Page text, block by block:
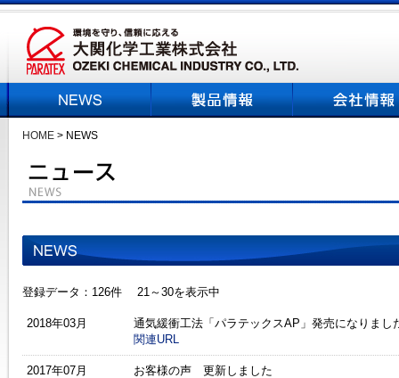
HOME > NEWS
登録データ：126件 21～30を表示中
2018年03月
通気緩衝工法「パラテックスAP」発売になりまし
関連URL
2017年07月 お客様の声 更新しました